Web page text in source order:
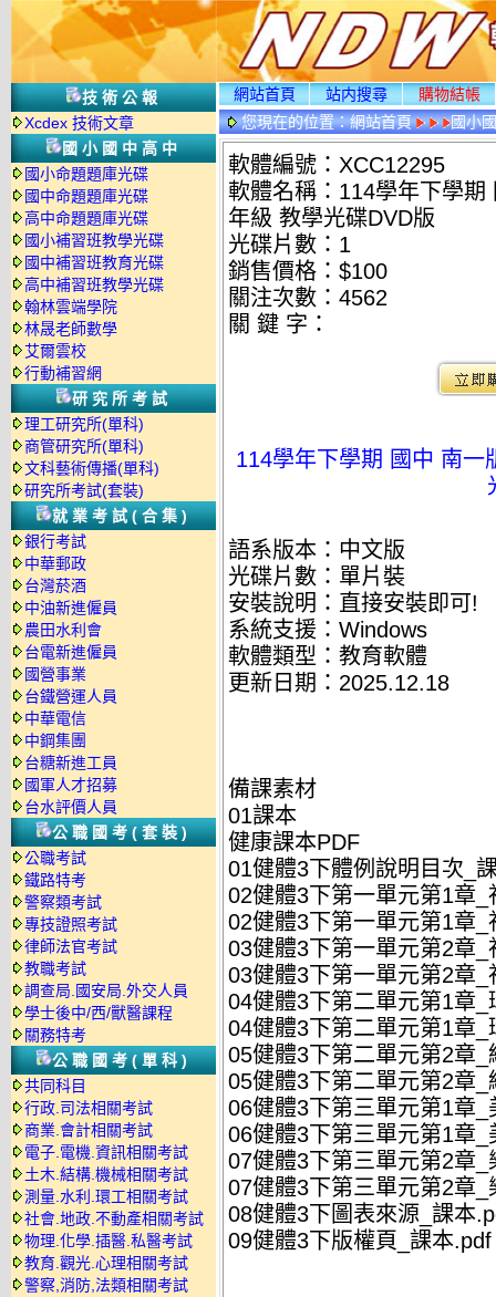
技術公報
Xcdex 技術文章
國小國中高中
國小命題題庫光碟
國中命題題庫光碟
高中命題題庫光碟
國小補習班教學光碟
國中補習班教育光碟
高中補習班教學光碟
翰林雲端學院
林晟老師數學
艾爾雲校
行動補習網
研究所考試
理工研究所(單科)
商管研究所(單科)
文科藝術傳播(單科)
研究所考試(套裝)
就業考試(合集)
銀行考試
中華郵政
台灣菸酒
中油新進僱員
農田水利會
台電新進僱員
國營事業
台鐵營運人員
中華電信
中鋼集團
台糖新進工員
國軍人才招募
台水評價人員
公職國考(套裝)
公職考試
鐵路特考
警察類考試
專技證照考試
律師法官考試
教職考試
調查局.國安局.外交人員
學士後中/西/獸醫課程
關務特考
公職國考(單科)
共同科目
行政.司法相關考試
商業.會計相關考試
電子.電機.資訊相關考試
土木.結構.機械相關考試
測量.水利.環工相關考試
社會.地政.不動產相關考試
物理.化學.插醫.私醫考試
教育.觀光.心理相關考試
警察,消防,法類相關考試
網站首頁 站内搜尋
購物結帳
您現在的位置：網站首頁 國小
軟體編號：XCC12295
軟體名稱：114學年下學
年級 教學光碟DVD版
光碟片數：1
銷售價格：$100
關注次數： 4562
關 鍵 字：
114學年下學期 國中 南一
語系版本：中文版
光碟片數：單片裝
安裝說明：直接安裝即可!
系統支援：Windows
軟體類型：教育軟體
更新日期：2025.12.18
備課素材
01課本
健康課本PDF
01健體3下體例說明目次_
02健體3下第一單元第1章
02健體3下第一單元第1章
03健體3下第一單元第2章
03健體3下第一單元第2章
04健體3下第二單元第1章
04健體3下第二單元第1章
05健體3下第二單元第2章
05健體3下第二單元第2章
06健體3下第三單元第1章
06健體3下第三單元第1章
07健體3下第三單元第2章
07健體3下第三單元第2章
08健體3下圖表來源_課本
09健體3下版權頁_課本.pdf